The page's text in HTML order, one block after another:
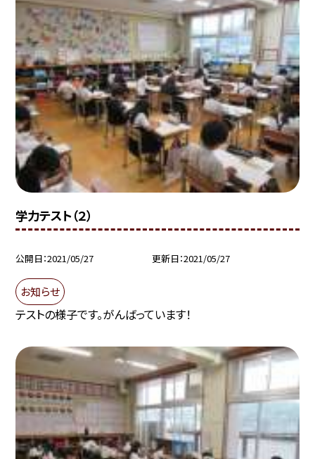
学力テスト（２）
公開日 2021/05/27 更新日 2021/05/27
お知らせ
テストの様子です。がんばっています！